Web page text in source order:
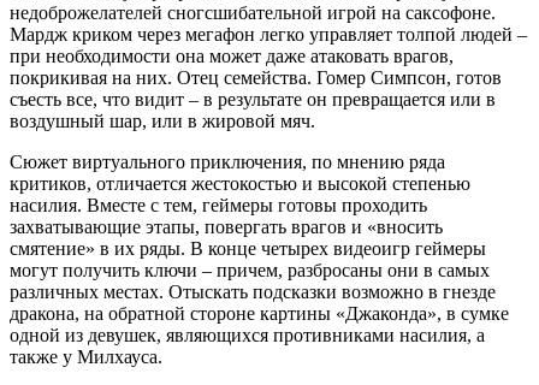
недоброжелателей сногсшибательной игрой на саксофоне.
Мардж криком через мегафон легко управляет толпой людей –
при необходимости она может даже атаковать врагов,
покрикивая на них. Отец семейства. Гомер Симпсон, готов
съесть все, что видит – в результате он превращается или в
воздушный шар, или в жировой мяч.
Сюжет виртуального приключения, по мнению ряда
критиков, отличается жестокостью и высокой степенью
насилия. Вместе с тем, геймеры готовы проходить
захватывающие этапы, повергать врагов и «вносить
смятение» в их ряды. В конце четырех видеоигр геймеры
могут получить ключи – причем, разбросаны они в самых
различных местах. Отыскать подсказки возможно в гнезде
дракона, на обратной стороне картины «Джаконда», в сумке
одной из девушек, являющихся противниками насилия, а
также у Милхауса.